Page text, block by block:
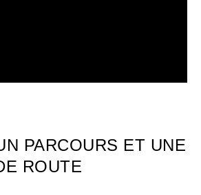
PARCOURS ET UNE
ROUTE